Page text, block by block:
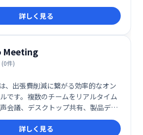
あるオンライン体験を共有できま
続と直感的な操作で、より効果的な
ンを実現しましょう。 より良い仮想
ポートします。
詳しく見る
Meeting
(0件)
出張費削減に繋がる効率的なオン
です。複数のチームをリアルタイム
会議、デスクトップ共有、製品デモ
行えます。世界中の顧客と直接コミ
取り、ビジネスを拡大しましょう。
詳しく見る